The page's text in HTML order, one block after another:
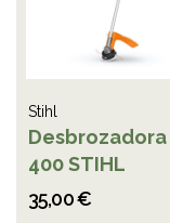
Stihl
Desbrozadora
400 STIHL
35,00 €